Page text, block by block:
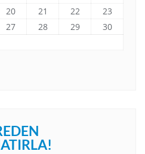
20 21 22
23
27 28 29
30